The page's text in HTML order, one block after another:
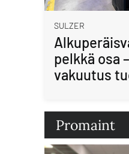
SULZER
pelkkä osa
vakuutus
Promaint